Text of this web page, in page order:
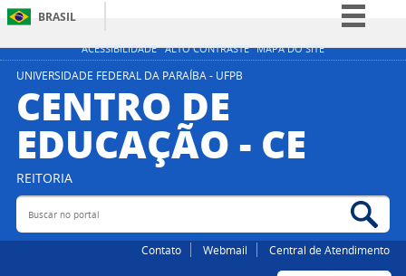
ACESSIBILIDADE ALTO CONTRASTE MAPA DO SITE
BRASIL
Simplifique!
Acesso à informação
Legislação
UNIVERSIDADE FEDERAL DA PARAÍBA - UFPB
CENTRO DE
EDUCAÇÃO - CE
REITORIA
Buscar no portal
Contato Webmail Central de Atendimento